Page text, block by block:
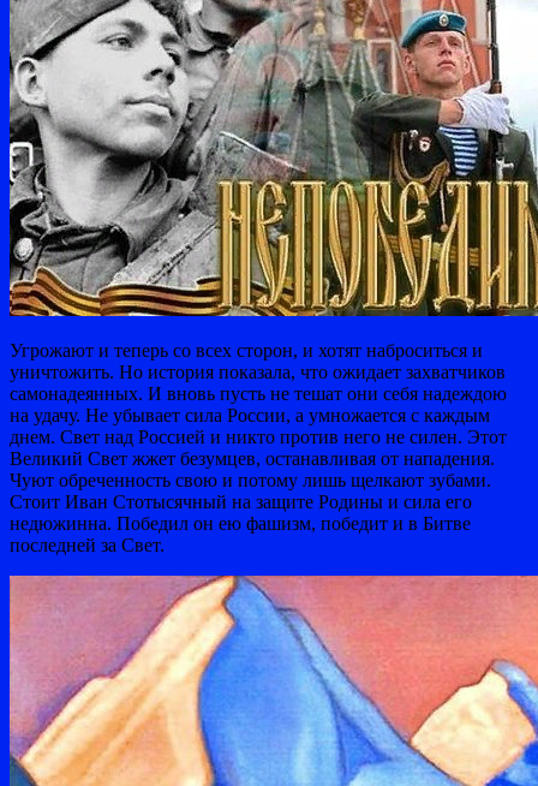
Угрожают и теперь со всех сторон, и хотят наброситься и
уничтожить. Но история показала, что ожидает захватчиков
самонадеянных. И вновь пусть не тешат они себя надеждою
на удачу. Не убывает сила России, а умножается с каждым
днем. Свет над Россией и никто против него не силен. Этот
Великий Свет жжет безумцев, останавливая от нападения.
Чуют обреченность свою и потому лишь щелкают зубами.
Стоит Иван Стотысячный на защите Родины и сила его
недюжинна. Победил он ею фашизм, победит и в Битве
последней за Свет.